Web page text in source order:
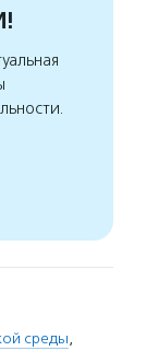
среды,